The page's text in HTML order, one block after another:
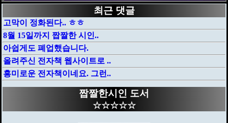
최근 댓글
고막이 정화된다.. ㅎㅎ
8월 15일까지 짭짤한 시인..
아쉽게도 폐업했습니다.
올려주신 전자책 웹사이트로 ..
흥미로운 전자책이네요. 그런..
짭짤한시인 도서
☆☆☆☆☆